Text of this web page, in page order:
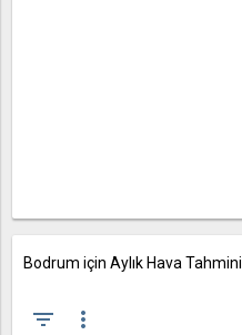
Bodrum için Aylık Hava Tahmini
filter_list more_vert